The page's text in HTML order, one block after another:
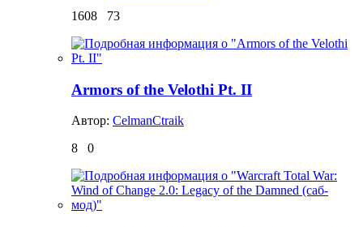
1608
73
Armors of the Velothi Pt. II
Автор: CelmanCtraik
8
0